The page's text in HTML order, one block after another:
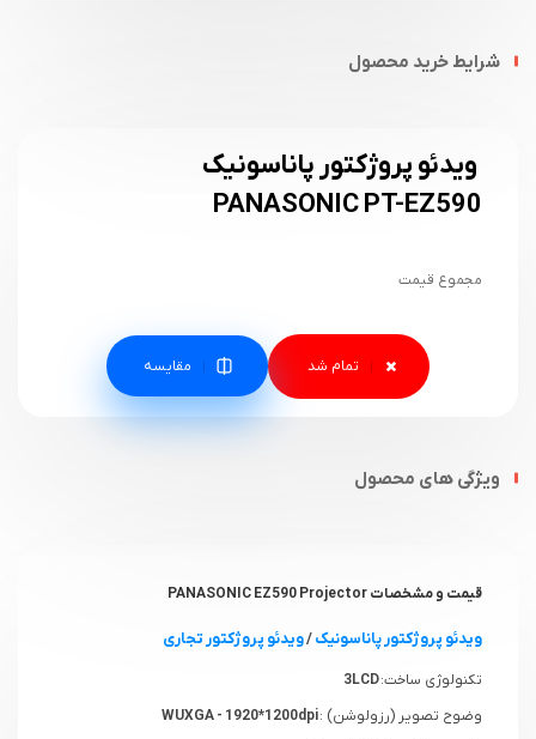
شرایط خرید محصول
ویدئو پروژکتور پاناسونیک
PANASONIC PT-EZ590
مجموع قیمت
مقایسه
ویژگی های محصول
قیمت و مشخصات PANASONIC EZ590 Projector
ویدئو پروژکتور پاناسونیک/ویدئو پروژکتور تجاری
تکنولوژی ساخت:3LCD
وضوح تصویر (رزولوشن) :WUXGA - 1920*1200dpi